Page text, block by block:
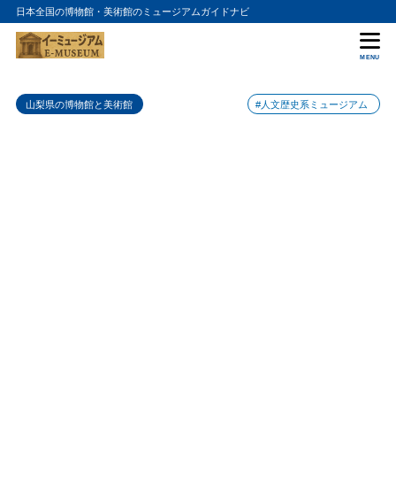
日本全国の博物館・美術館のミュージアムガイドナビ
MENU
山梨県の博物館と美術館 #人文歴史系ミュージアム
目次
1 津金学校の入館料金